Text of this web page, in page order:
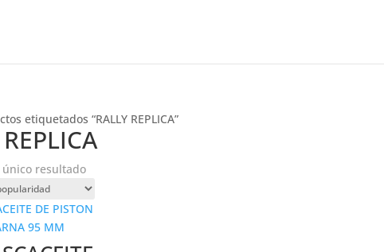
etiquetados “RALLY REPLICA”
resultado